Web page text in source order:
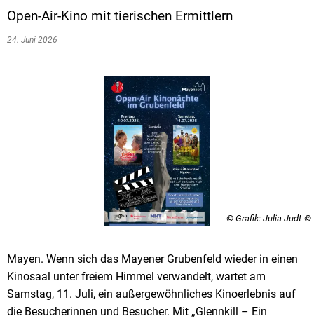
Open-Air-Kino mit tierischen Ermittlern
24. Juni 2026
© Grafik: Julia Judt
Mayen. Wenn sich das Mayener Grubenfeld wieder in einen
Kinosaal unter freiem Himmel verwandelt, wartet am
Samstag, 11. Juli, ein außergewöhnliches Kinoerlebnis auf
die Besucherinnen und Besucher. Mit „Glennkill – Ein